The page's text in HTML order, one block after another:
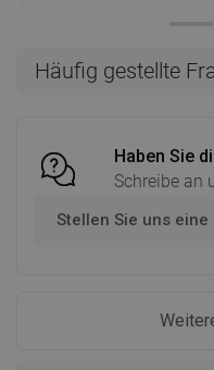
Häufig gestellte
Haben Sie
Schreibe an
Stellen Sie uns eine